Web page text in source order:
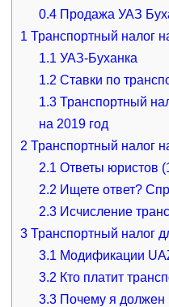
0.4 Продажа УАЗ
1 Транспортный налог
1.1 УАЗ-Буханка
1.2 Ставки по
1.3 Транспортный
на 2019 год
2 Транспортный налог
2.1 Ответы юристов
2.2 Ищете ответ?
2.3 Исчисление
3Транспортный налог
3.1 Модификации
3.2 Кто платит
3.3 Почему я должен